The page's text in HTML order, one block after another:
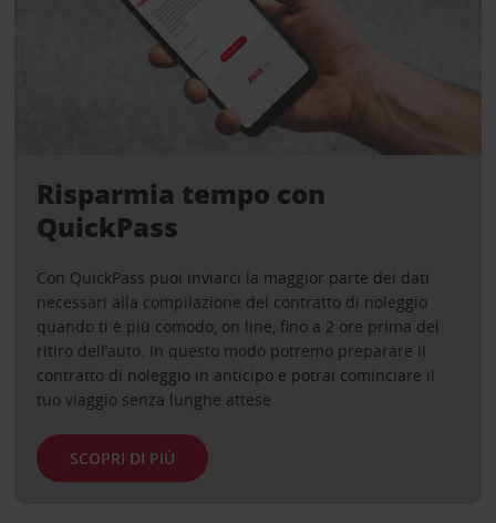
Risparmia tempo con
QuickPass
Con QuickPass puoi inviarci la maggior parte dei dati
necessari alla compilazione del contratto di noleggio
quando ti è più comodo, on line, fino a 2 ore prima del
ritiro dell’auto. In questo modo potremo preparare il
contratto di noleggio in anticipo e potrai cominciare il
tuo viaggio senza lunghe attese
SCOPRI DI PIÙ